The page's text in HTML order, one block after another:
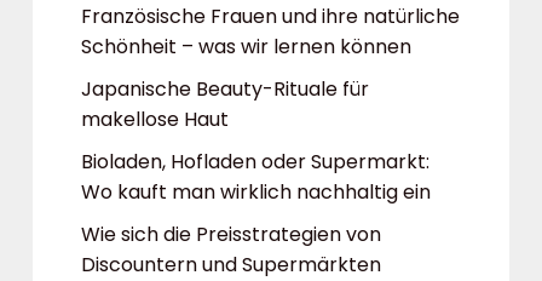
Französische Frauen und ihre natürliche
Schönheit – was wir lernen können
Japanische Beauty-Rituale für
makellose Haut
Bioladen, Hofladen oder Supermarkt:
Wo kauft man wirklich nachhaltig ein
Wie sich die Preisstrategien von
Discountern und Supermärkten